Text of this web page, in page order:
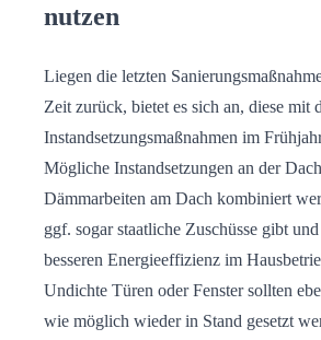
nutzen
Liegen die letzten
Zeit zurück, bietet es sich an, diese mit
Instandsetzungsmaßnahmen im
Mögliche Instandsetzungen an der
Dämmarbeiten am Dach kombiniert
ggf. sogar staatliche Zuschüsse gibt
besseren Energieeffizienz im
Undichte Türen oder Fenster sollten
wie möglich wieder in Stand gesetzt